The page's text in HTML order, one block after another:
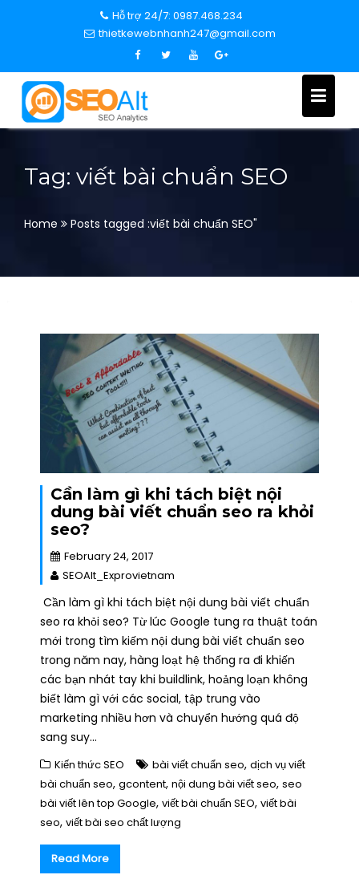
c
Hỗ trợ 24/7: 0987.468.234
thietkewebnhanh247@gmail.com
Tag: viết bài chuẩn SEO
Home Posts tagged :viết bài chuẩn SEO"
Cần làm gì khi tách biệt nội
dung bài viết chuẩn seo ra khỏi
seo?
February 24, 2017
SEOAlt_Exprovietnam
Cần làm gì khi tách biệt nội dung bài viết chuẩn
seo ra khỏi seo? Từ lúc Google tung ra thuật toán
mới trong tìm kiếm nội dung bài viết chuẩn seo
trong năm nay, hàng loạt hệ thống ra đi khiến
các bạn nhát tay khi buildlink, hoảng loạn không
biết làm gì với các social, tập trung vào
marketing nhiều hơn và chuyển hướng quá độ
sang suy…
Kiến thức SEO bài viết chuẩn seo, dịch vụ viết
bài chuẩn seo, gcontent, nội dung bài viết seo, seo
bài viết lên top Google, viết bài chuẩn SEO, viết bài
seo, viết bài seo chất lượng
Read More